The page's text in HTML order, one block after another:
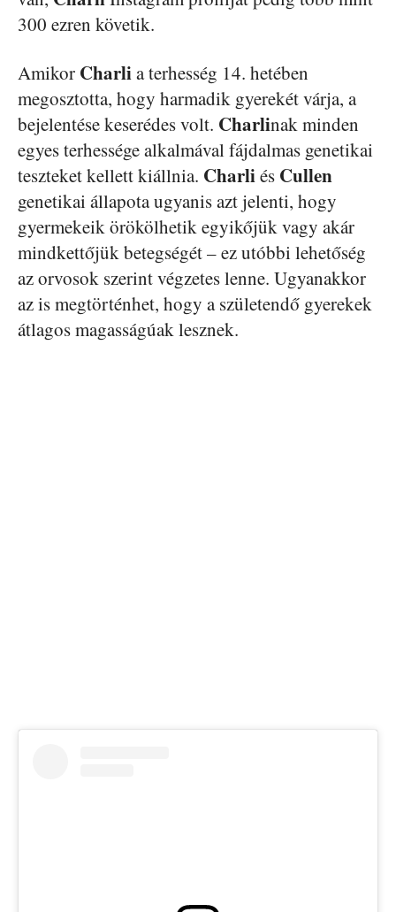
300 ezren követik.
Amikor Charlia terhesség 14. hetében
megosztotta, hogy harmadik gyerekét várja, a
bejelentése keserédes volt. Charlinak minden
egyes terhessége alkalmával fájdalmas genetikai
teszteket kellett kiállnia. Charliés Cullen
genetikai állapota ugyanis azt jelenti, hogy
gyermekeik örökölhetik egyikőjük vagy akár
mindkettőjük betegségét – ez utóbbi lehetőség
az orvosok szerint végzetes lenne. Ugyanakkor
az is megtörténhet, hogy a születendő gyerekek
átlagos magasságúak lesznek.